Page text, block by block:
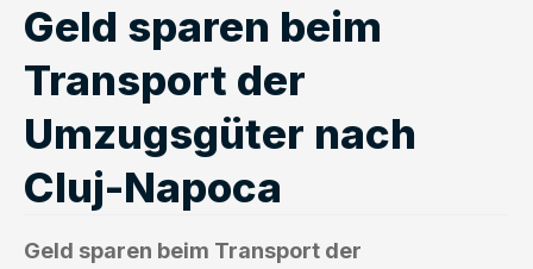
Geld sparen beim
Transport der
Umzugsgüter nach
Cluj-Napoca
Geld sparen beim Transport der